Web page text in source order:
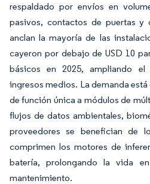
respaldado por envíos en
pasivos, contactos de puertas y
anclan la mayoría de las
cayeron por debajo de USD 10
básicos en 2025, ampliando
ingresos medios. La demanda
de función única a módulos de
flujos de datos ambientales,
proveedores se benefician de
comprimen los motores de
batería, prolongando la vida
mantenimiento.